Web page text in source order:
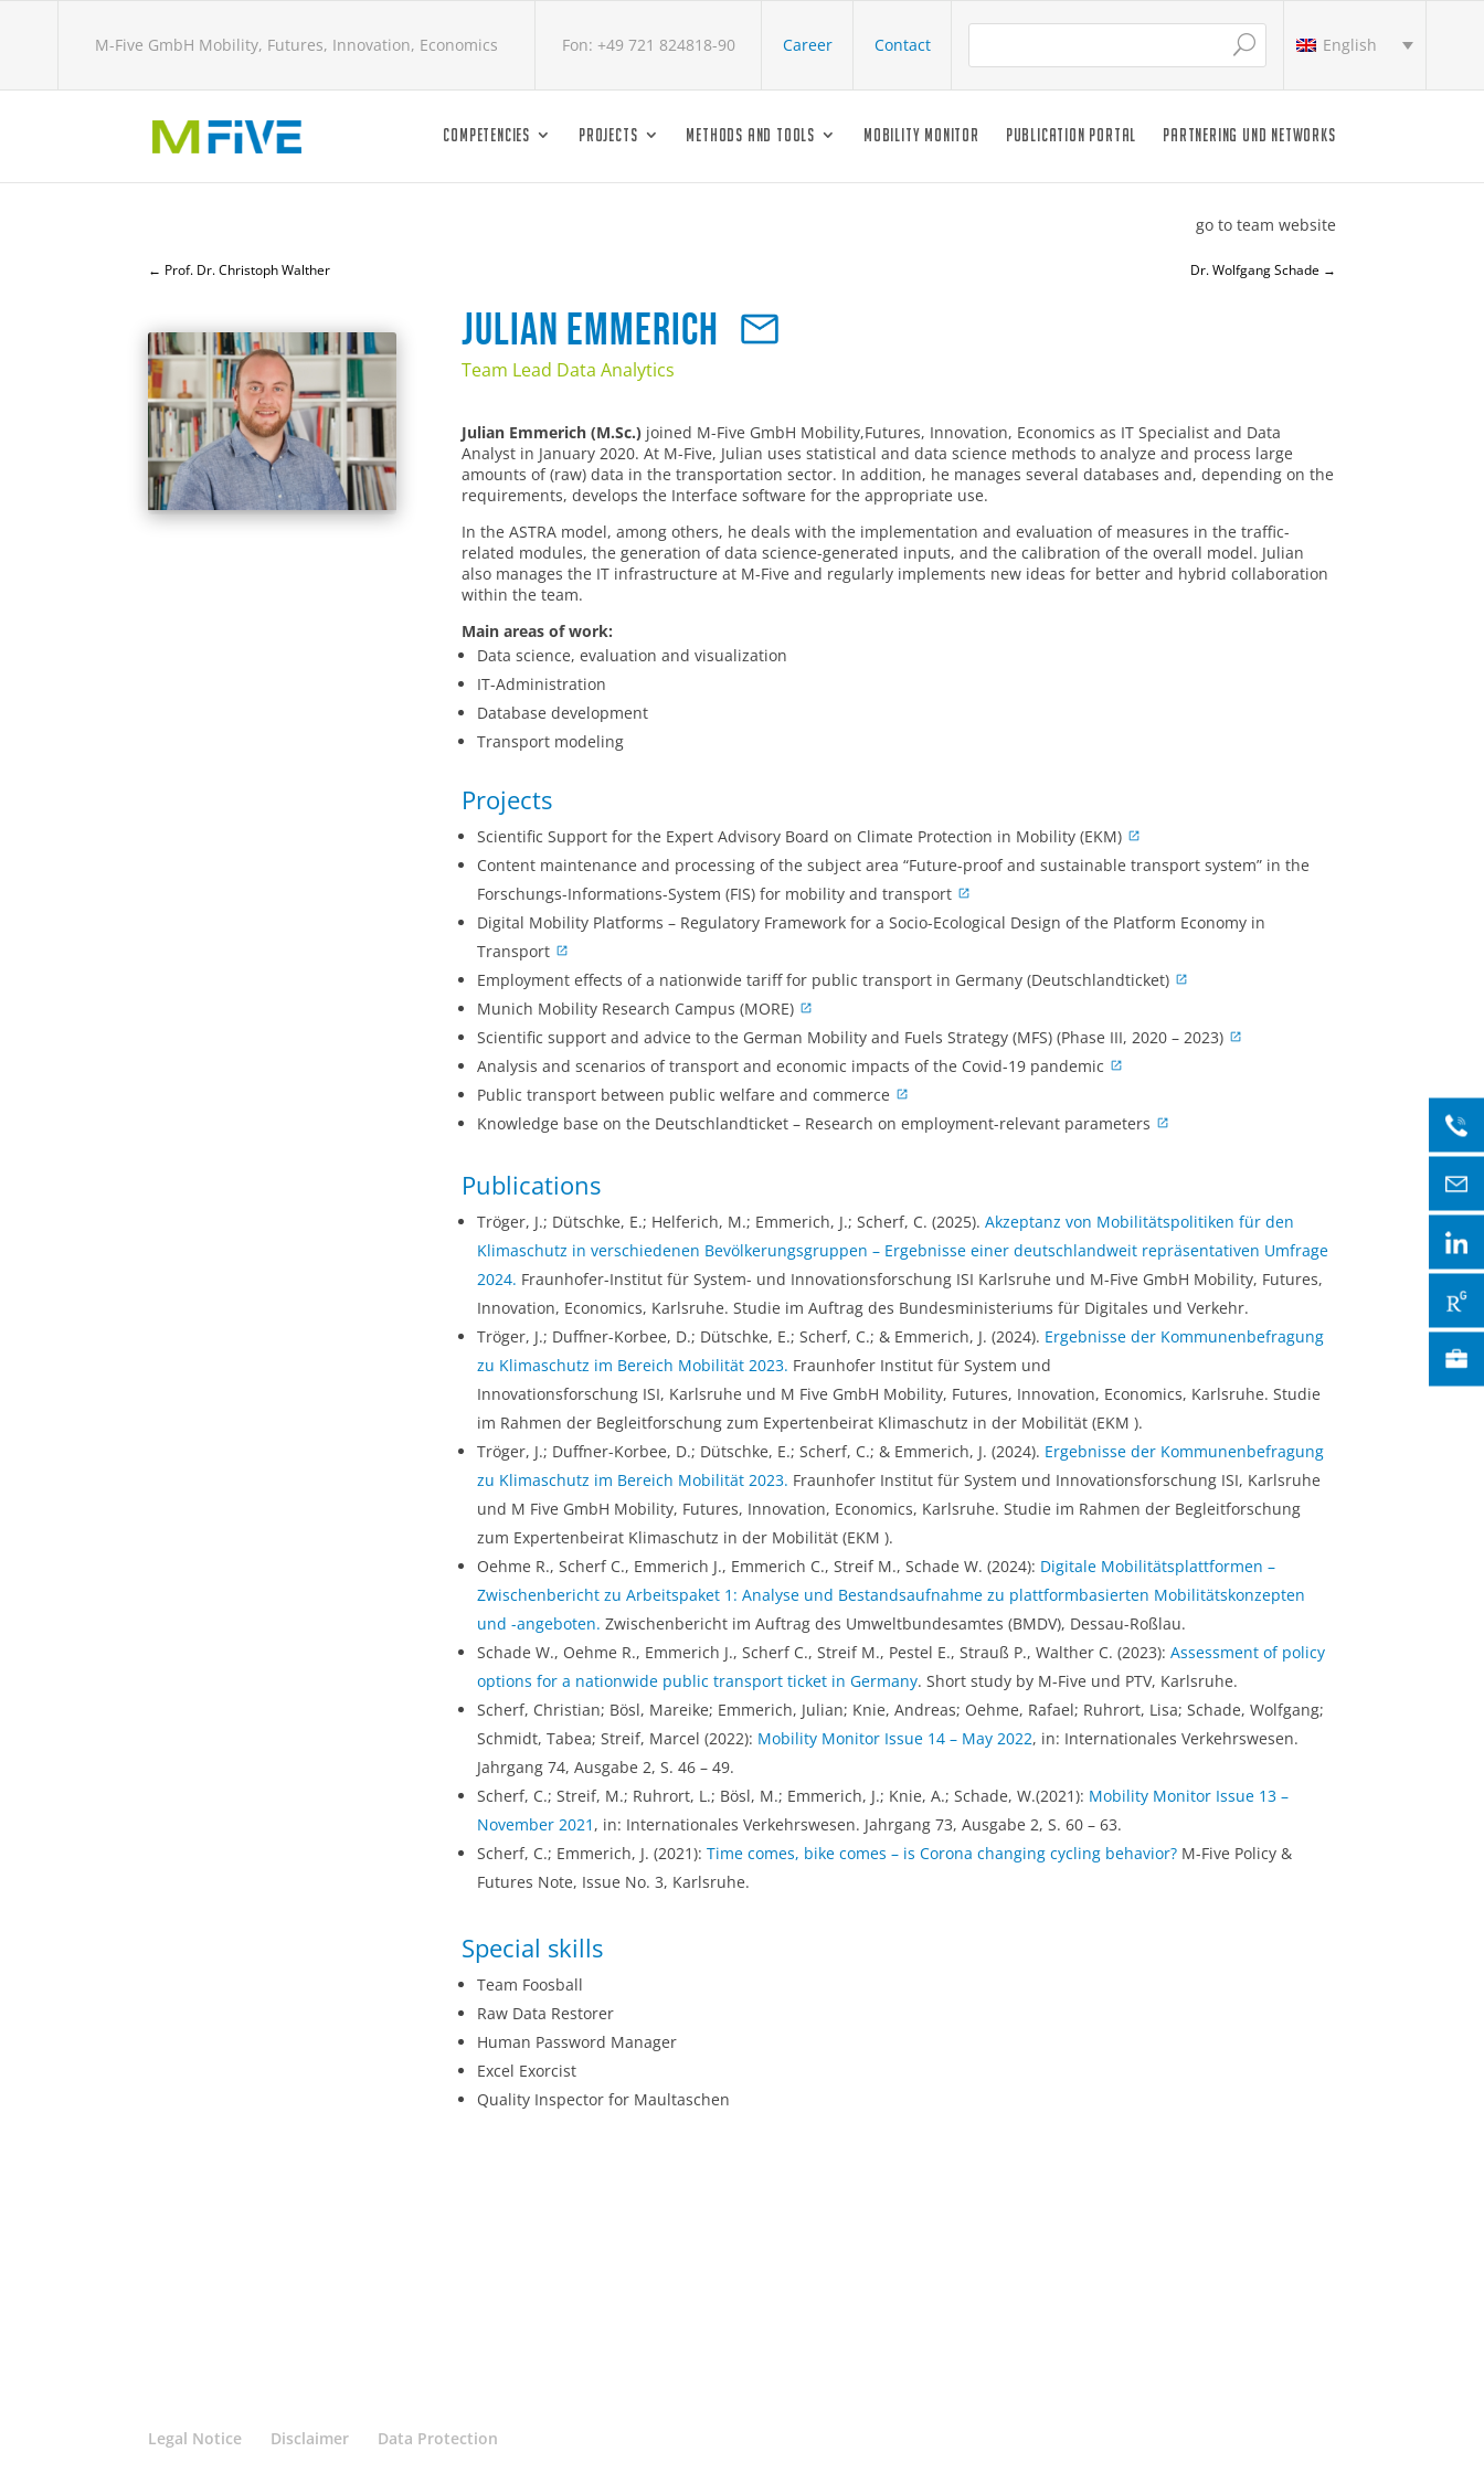
M-Five GmbH Mobility, Futures, Innovation, Economics Fon: +49 721 824818-90 Career Contact English
COMPETENCIES PROJECTS METHODS AND TOOLS MOBILITY MONITOR PUBLICATION PORTAL PARTNERING UND NETWORKS
go to team website
← Prof. Dr. Christoph Walther Dr. Wolfgang Schade→
Julian Emmerich
Team Lead Data Analytics
Julian Emmerich (M.Sc.)joined M-Five GmbH Mobility,Futures, Innovation, Economics as IT Specialist and Data
Analyst in January 2020. At M-Five, Julian uses statistical and data science methods to analyze and process large
amounts of (raw) data in the transportation sector. In addition, he manages several databases and, depending on the
requirements, develops the Interface software for the appropriate use.
In the ASTRA model, among others, he deals with the implementation and evaluation of measures in the traffic-
related modules, the generation of data science-generated inputs, and the calibration of the overall model. Julian
also manages the IT infrastructure at M-Five and regularly implements new ideas for better and hybrid collaboration
within the team.
Main areas of work:
Data science, evaluation and visualization
IT-Administration
Database development
Transport modeling
Projects
Scientific Support for the Expert Advisory Board on Climate Protection in Mobility (EKM)
Content maintenance and processing of the subject area “Future-proof and sustainable transport system” in the
Forschungs-Informations-System (FIS) for mobility and transport
Digital Mobility Platforms – Regulatory Framework for a Socio-Ecological Design of the Platform Economy in
Transport
Employment effects of a nationwide tariff for public transport in Germany (Deutschlandticket)
Munich Mobility Research Campus (MORE)
Scientific support and advice to the German Mobility and Fuels Strategy (MFS) (Phase III, 2020 – 2023)
Analysis and scenarios of transport and economic impacts of the Covid-19 pandemic
Public transport between public welfare and commerce
Knowledge base on the Deutschlandticket – Research on employment-relevant parameters
Publications
Tröger, J.; Dütschke, E.; Helferich, M.; Emmerich, J.; Scherf, C. (2025). Akzeptanz von Mobilitätspolitiken für den
Klimaschutz in verschiedenen Bevölkerungsgruppen – Ergebnisse einer deutschlandweit repräsentativen Umfrage
2024. Fraunhofer-Institut für System- und Innovationsforschung ISI Karlsruhe und M-Five GmbH Mobility, Futures,
Innovation, Economics, Karlsruhe. Studie im Auftrag des Bundesministeriums für Digitales und Verkehr.
Tröger, J.; Duffner-Korbee, D.; Dütschke, E.; Scherf, C.; & Emmerich, J. (2024). Ergebnisse der Kommunenbefragung
zu Klimaschutz im Bereich Mobilität 2023. Fraunhofer Institut für System und
Innovationsforschung ISI, Karlsruhe und M Five GmbH Mobility, Futures, Innovation, Economics, Karlsruhe. Studie
im Rahmen der Begleitforschung zum Expertenbeirat Klimaschutz in der Mobilität (EKM ).
Tröger, J.; Duffner-Korbee, D.; Dütschke, E.; Scherf, C.; & Emmerich, J. (2024). Ergebnisse der Kommunenbefragung
zu Klimaschutz im Bereich Mobilität 2023. Fraunhofer Institut für System und Innovationsforschung ISI, Karlsruhe
und M Five GmbH Mobility, Futures, Innovation, Economics, Karlsruhe. Studie im Rahmen der Begleitforschung
zum Expertenbeirat Klimaschutz in der Mobilität (EKM ).
Oehme R., Scherf C., Emmerich J., Emmerich C., Streif M., Schade W. (2024): Digitale Mobilitätsplattformen –
Zwischenbericht zu Arbeitspaket 1: Analyse und Bestandsaufnahme zu plattformbasierten Mobilitätskonzepten
und -angeboten. Zwischenbericht im Auftrag des Umweltbundesamtes (BMDV), Dessau-Roßlau.
Schade W., Oehme R., Emmerich J., Scherf C., Streif M., Pestel E., Strauß P., Walther C. (2023): Assessment of policy
options for a nationwide public transport ticket in Germany. Short study by M-Five und PTV, Karlsruhe.
Scherf, Christian; Bösl, Mareike; Emmerich, Julian; Knie, Andreas; Oehme, Rafael; Ruhrort, Lisa; Schade, Wolfgang;
Schmidt, Tabea; Streif, Marcel (2022): Mobility Monitor Issue 14 – May 2022, in: Internationales Verkehrswesen.
Jahrgang 74, Ausgabe 2, S. 46 – 49.
Scherf, C.; Streif, M.; Ruhrort, L.; Bösl, M.; Emmerich, J.; Knie, A.; Schade, W.(2021): Mobility Monitor Issue 13 –
November 2021 , in: Internationales Verkehrswesen. Jahrgang 73, Ausgabe 2, S. 60 – 63.
Scherf, C.; Emmerich, J. (2021): Time comes, bike comes – is Corona changing cycling behavior?M-Five Policy &
Futures Note, Issue No. 3, Karlsruhe.
Special skills
Team Foosball
Raw Data Restorer
Human Password Manager
Excel Exorcist
Quality Inspector for Maultaschen
Legal Notice Disclaimer Data Protection